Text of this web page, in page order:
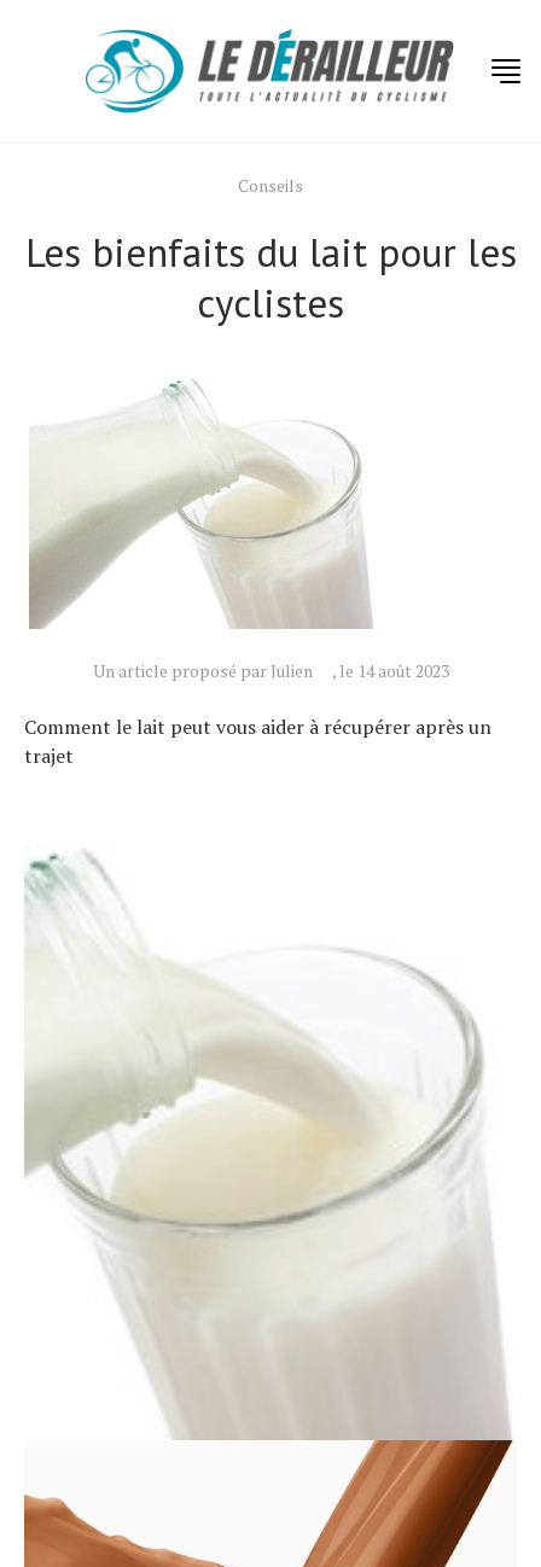
Conseils
Les bienfaits du lait pour les
cyclistes
Un article proposé par Julien , le 14 août 2023
Comment le lait peut vous aider à récupérer après un
trajet